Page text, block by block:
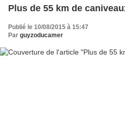
Plus de 55 km de
Publié le 10/08/2015 à 15:47
Par guyzoducamer